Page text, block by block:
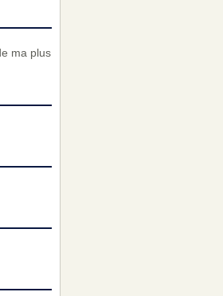
ma plus